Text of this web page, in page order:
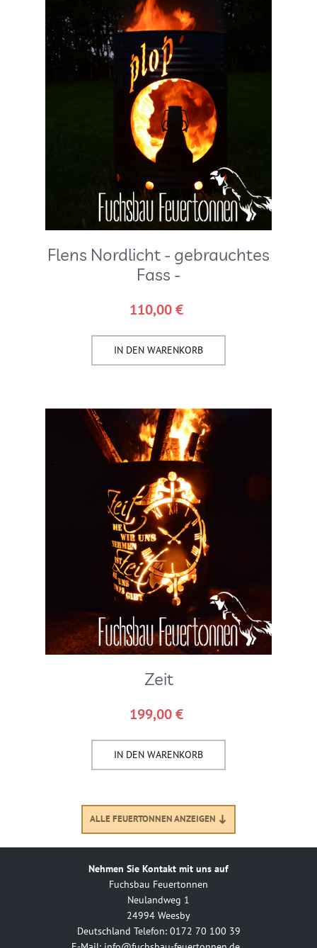
Flens Nordlicht - gebrauchtes
Fass -
110,00€
IN DEN WARENKORB​
Zeit
199,00€
IN DEN WARENKORB​
ALLE FEUERTONNEN ANZEIGEN
Nehmen Sie Kontakt mit uns auf
Fuchsbau Feuertonnen
Neulandweg 1
24994 Weesby
Deutschland Telefon: 0172 70 100 39